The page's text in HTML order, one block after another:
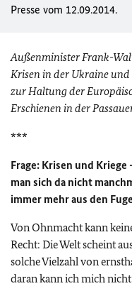
Presse vom 12.09.2014.
Außenminister Frank-
Krisen in der Ukraine
zur Haltung der
Erschienen in der
***
Frage: Krisen und
man sich da nicht
immer mehr aus den
Von Ohnmacht kann
Recht: Die Welt scheint
solche Vielzahl von
daran kann ich mich nicht